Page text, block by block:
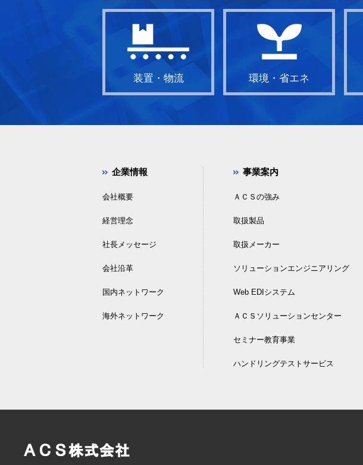
装置・物流 環境・省エネ
企業情報
会社概要
経営理念
社長メッセージ
会社沿革
国内ネットワーク
海外ネットワーク
事業案内
ＡＣＳの強み
取扱製品
取扱メーカー
ソリューションエンジニアリング
Web EDIシステム
ＡＣＳソリューションセンター
セミナー教育事業
ハンドリングテストサービス